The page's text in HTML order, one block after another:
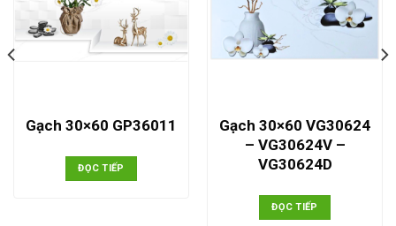
Gạch 30×60 GP36011
ĐỌC TIẾP
Gạch 30×60 VG30624
– VG30624V –
VG30624D
ĐỌC TIẾP